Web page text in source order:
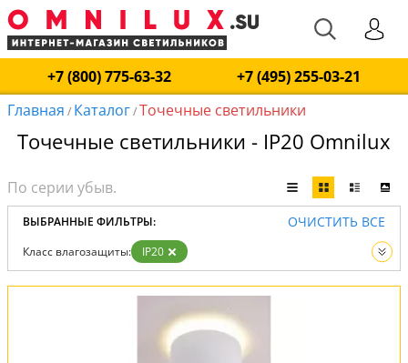
+7 (800) 775-63-32
+7 (495) 255-03-21
Главная / Каталог/Точечные светильники
Точечные светильники - IP20 Omnilux
ВЫБРАННЫЕ ФИЛЬТРЫ: ОЧИСТИТЬ ВСЕ
Класс влагозащиты:
IP20
Вид:
Точечные светильники